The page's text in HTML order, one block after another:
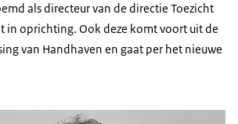
als directeur van de directie Toezicht
in oprichting. Ook deze komt voort uit de
van Handhaven en gaat per het nieuwe
Roelof Triemstra